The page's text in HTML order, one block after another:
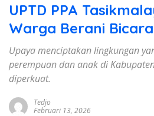
UPTD PPA
Warga Berani Bicara
Upaya menciptakan lingkungan
perempuan dan anak di
diperkuat.
Tedjo
Februari 13, 2026